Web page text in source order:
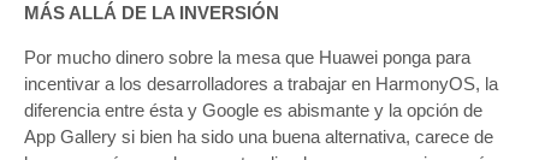
MÁS ALLÁ DE LA INVERSIÓN
Por mucho dinero sobre la mesa que Huawei ponga para
incentivar a los desarrolladores a trabajar en HarmonyOS, la
diferencia entre ésta y Google es abismante y la opción de
App Gallery si bien ha sido una buena alternativa, carece de